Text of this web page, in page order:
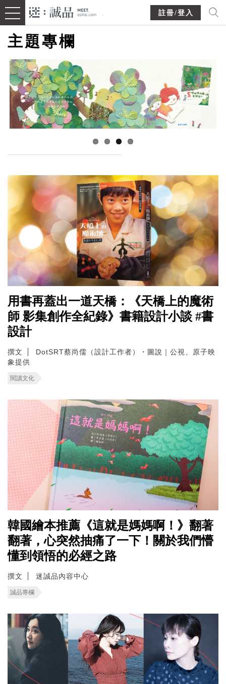
註冊/登入
主題專欄
用書再蓋出一道天橋：《天橋上的魔術
師 影集創作全紀錄》書籍設計小談 #書
設計
撰文
DotSRT蔡尚儒（設計工作者）・圖說｜公視、原子映
象提供
閱讀文化
韓國繪本推薦《這就是媽媽啊！》翻著
翻著，心突然抽痛了一下！關於我們懵
懂到領悟的必經之路
撰文 迷誠品內容中心
誠品專欄